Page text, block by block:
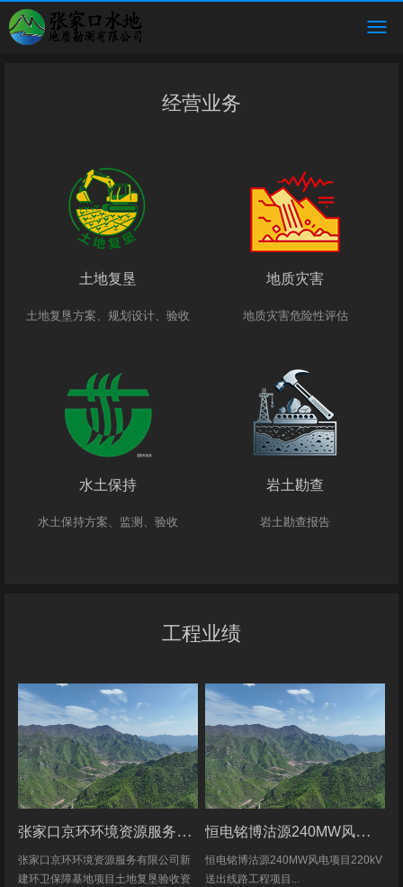
经营业务
土地复垦
土地复垦方案、规划设计、验收
地质灾害
地质灾害危险性评估
水土保持
水土保持方案、监测、验收
岩土勘查
岩土勘查报告
工程业绩
张家口京环环境资源服务有限公司新建环卫保障基地项目土地复垦验收资料
张家口京环环境资源服务有限公司新
建环卫保障基地项目土地复垦验收资
恒电铭博沽源240MW风电项目220kV送出线路工程项目土地复垦验收资料
恒电铭博沽源240MW风电项目220kV
送出线路工程项目...